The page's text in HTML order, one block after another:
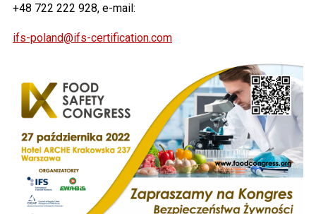
+48 722 222 928, e-mail:
ifs-poland@ifs-certification.com